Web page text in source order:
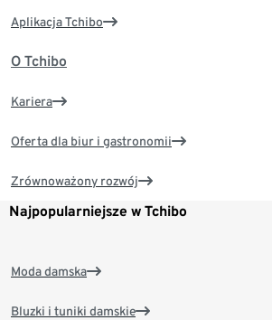
Aplikacja Tchibo
O Tchibo
Kariera
Oferta dla biur i gastronomii
Zrównoważony rozwój
Najpopularniejsze w Tchibo
Moda damska
Bluzki i tuniki damskie